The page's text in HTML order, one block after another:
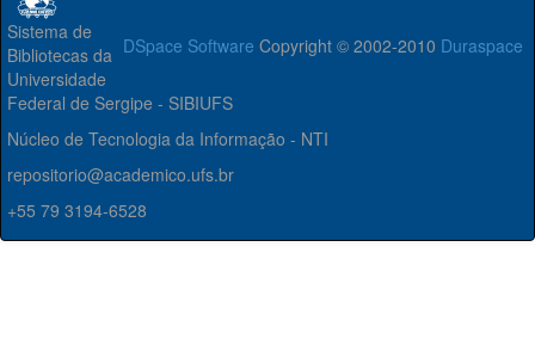
DSpace Software Copyright © 2002-2010 Duraspace
Sistema de
Bibliotecas da
Universidade
Federal de Sergipe - SIBIUFS
Núcleo de Tecnologia da Informação - NTI
repositorio@academico.ufs.br
+55 79 3194-6528